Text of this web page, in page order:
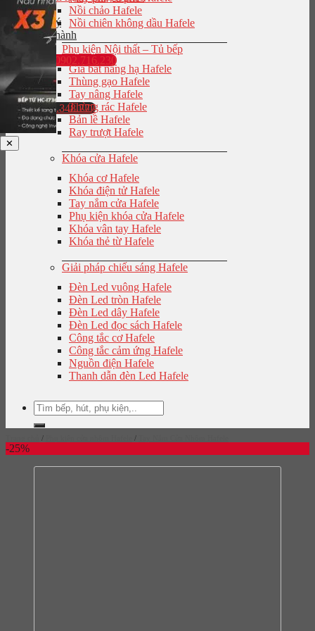
Đại lý
Bảo hành
0902.716.230
0943.848.777
Nồi chảo Hafele
Nồi chiên không dầu Hafele
Phụ kiện Nội thất – Tủ bếp
Giá bát nâng hạ Hafele
Thùng gạo Hafele
Tay nâng Hafele
Thùng rác Hafele
Bản lề Hafele
Ray trượt Hafele
Khóa cửa Hafele
Khóa cơ Hafele
Khóa điện tử Hafele
Tay nắm cửa Hafele
Phụ kiện khóa cửa Hafele
Khóa vân tay Hafele
Khóa thẻ từ Hafele
Giải pháp chiếu sáng Hafele
Đèn Led vuông Hafele
Đèn Led tròn Hafele
Đèn Led dây Hafele
Đèn Led đọc sách Hafele
Công tắc cơ Hafele
Công tắc cảm ứng Hafele
Nguồn điện Hafele
Thanh dẫn đèn Led Hafele
Tìm
kiếm:
/ /
-25%
✕